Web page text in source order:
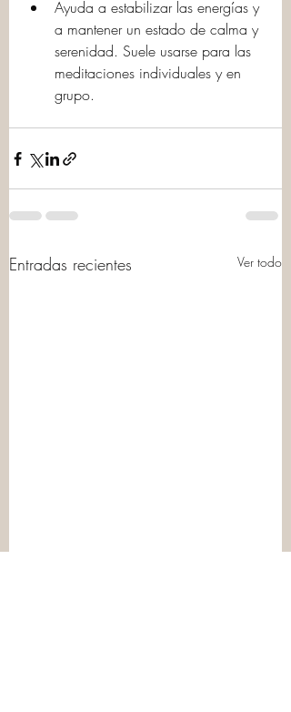
Ayuda a estabilizar las energías y
a mantener un estado de calma y
serenidad. Suele usarse para las
meditaciones individuales y en
grupo.
Entradas recientes Ver todo